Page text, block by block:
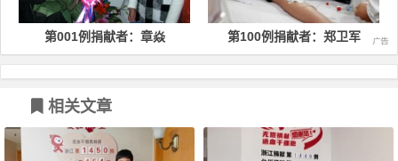
捐献者：章焱 第100例捐献者：郑卫军 第200例捐
相关文章